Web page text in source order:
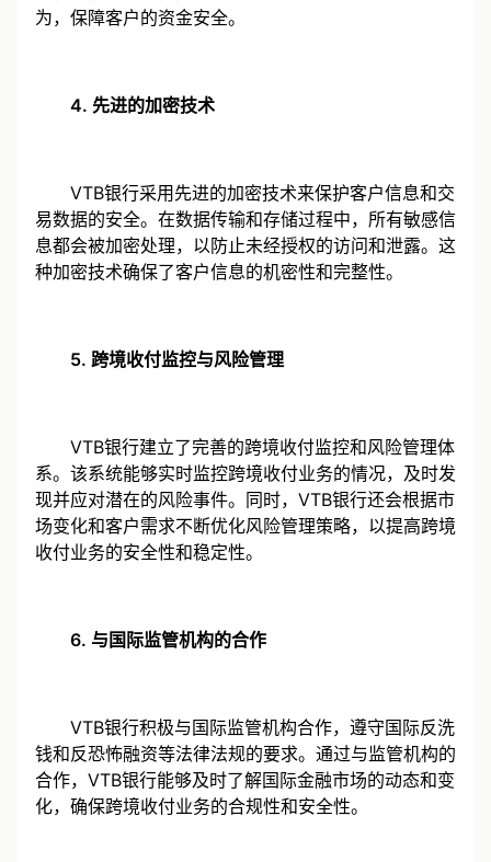
一机制，VTB银行能够及时发现并阻止潜在的欺诈行
VTB银行采用先进的加密技术来保护客户信息和交
易数据的安全。在数据传输和存储过程中，所有敏感信
息都会被加密处理，以防止未经授权的访问和泄露。这
VTB银行建立了完善的跨境收付监控和风险管理体
系。该系统能够实时监控跨境收付业务的情况，及时发
现并应对潜在的风险事件。同时，VTB银行还会根据市
场变化和客户需求不断优化风险管理策略，以提高跨境
VTB银行积极与国际监管机构合作，遵守国际反洗
钱和反恐怖融资等法律法规的要求。通过与监管机构的
合作，VTB银行能够及时了解国际金融市场的动态和变